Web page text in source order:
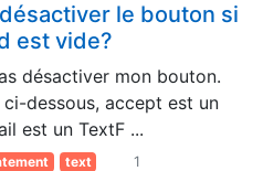
le bouton si
est vide?
désactiver mon bouton.
dessous, accept est un
est un TextF ...
text
1